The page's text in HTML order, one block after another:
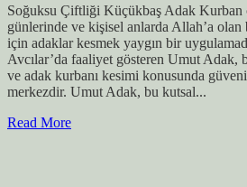
Soğuksu Çiftliği Küçükbaş Adak Kurban
günlerinde ve kişisel anlarda Allah’a olan
için adaklar kesmek yaygın bir
Avcılar’da faaliyet gösteren Umut Adak,
ve adak kurbanı kesimi konusunda
merkezdir. Umut Adak, bu kutsal...
Read More